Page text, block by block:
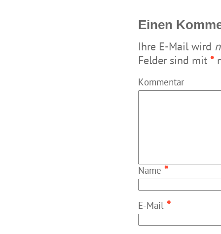
Einen
Ihre E-Mail wird
Felder sind mit *
Kommentar
Name *
E-Mail *